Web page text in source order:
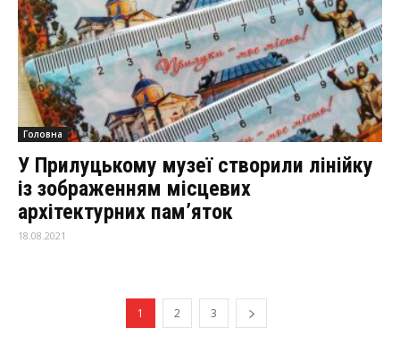
Головна
У Прилуцькому музеї створили лінійку
із зображенням місцевих
архітектурних пам’яток
18.08.2021
1 2 3